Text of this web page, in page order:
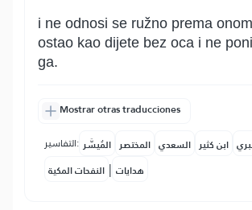
i ne odnosi se ružno prema
ostao kao dijete bez oca i ne
ga.
Mostrar otras traducciones
التفاسير: المُيسَّر المختصر السعدي ابن كثير
النفحات المكية | هدايات